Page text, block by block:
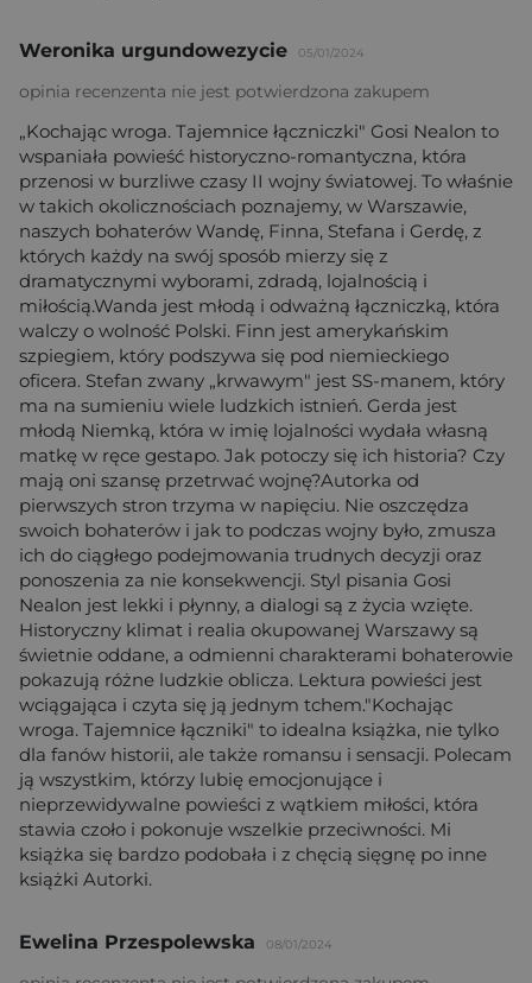
Weronika urgundowezycie 05/01/2024
opinia recenzenta nie jest potwierdzona zakupem
„Kochając wroga. Tajemnice łączniczki" Gosi Nealon to
wspaniała powieść historyczno-romantyczna, która
przenosi w burzliwe czasy II wojny światowej. To właśnie
w takich okolicznościach poznajemy, w Warszawie,
naszych bohaterów Wandę, Finna, Stefana i Gerdę, z
których każdy na swój sposób mierzy się z
dramatycznymi wyborami, zdradą, lojalnością i
miłością.Wanda jest młodą i odważną łączniczką, która
walczy o wolność Polski. Finn jest amerykańskim
szpiegiem, który podszywa się pod niemieckiego
oficera. Stefan zwany „krwawym" jest SS-manem, który
ma na sumieniu wiele ludzkich istnień. Gerda jest
młodą Niemką, która w imię lojalności wydała własną
matkę w ręce gestapo. Jak potoczy się ich historia? Czy
mają oni szansę przetrwać wojnę?Autorka od
pierwszych stron trzyma w napięciu. Nie oszczędza
swoich bohaterów i jak to podczas wojny było, zmusza
ich do ciągłego podejmowania trudnych decyzji oraz
ponoszenia za nie konsekwencji. Styl pisania Gosi
Nealon jest lekki i płynny, a dialogi są z życia wzięte.
Historyczny klimat i realia okupowanej Warszawy są
świetnie oddane, a odmienni charakterami bohaterowie
pokazują różne ludzkie oblicza. Lektura powieści jest
wciągająca i czyta się ją jednym tchem."Kochając
wroga. Tajemnice łączniki" to idealna książka, nie tylko
dla fanów historii, ale także romansu i sensacji. Polecam
ją wszystkim, którzy lubię emocjonujące i
nieprzewidywalne powieści z wątkiem miłości, która
stawia czoło i pokonuje wszelkie przeciwności. Mi
książka się bardzo podobała i z chęcią sięgnę po inne
książki Autorki.
Ewelina Przespolewska 08/01/2024